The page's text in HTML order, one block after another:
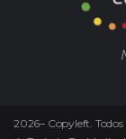
2026– Copyleft.